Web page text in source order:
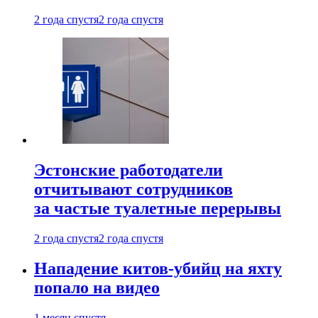
2 года спустя2 года спустя
Эстонские работодатели
отчитывают сотрудников
за частые туалетные перерывы
2 года спустя2 года спустя
Нападение китов-убийц на яхту
попало на видео